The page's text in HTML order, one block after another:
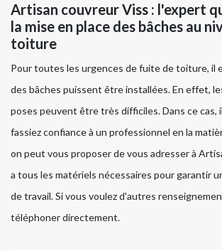
Artisan couvreur Viss : l'expert
la mise en place des bâches au
toiture
Pour toutes les urgences de fuite de toiture, il
des bâches puissent être installées. En effet,
poses peuvent être très difficiles. Dans ce cas,
fassiez confiance à un professionnel en la
on peut vous proposer de vous adresser à
a tous les matériels nécessaires pour garantir
de travail. Si vous voulez d'autres
téléphoner directement.